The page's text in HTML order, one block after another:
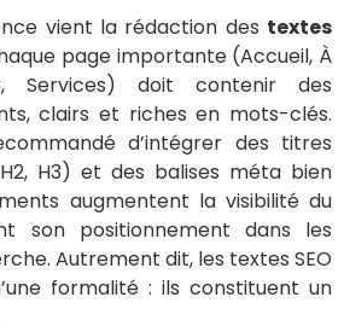
vient la rédaction des textes
page importante (Accueil, À
Services) doit contenir des
clairs et riches en mots-clés.
d’intégrer des titres
H3) et des balises méta bien
augmentent la visibilité du
son positionnement dans les
Autrement dit, les textes SEO
formalité : ils constituent un